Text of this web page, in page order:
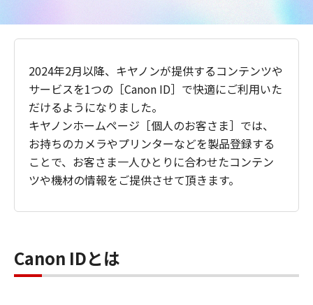
2024年2月以降、キヤノンが提供するコンテンツや
サービスを1つの［Canon ID］で快適にご利用いた
だけるようになりました。
キヤノンホームページ［個人のお客さま］では、
お持ちのカメラやプリンターなどを製品登録する
ことで、お客さま一人ひとりに合わせたコンテン
ツや機材の情報をご提供させて頂きます。
Canon IDとは